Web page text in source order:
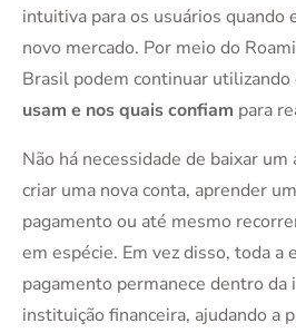
intuitiva para os usuários quando
novo mercado. Por meio do
Brasil podem continuar utilizando
usam e nos quais confiam para
Não há necessidade de baixar
criar uma nova conta, aprender
pagamento ou até mesmo
em espécie. Em vez disso, toda a
pagamento permanece dentro da
instituição financeira, ajudando a